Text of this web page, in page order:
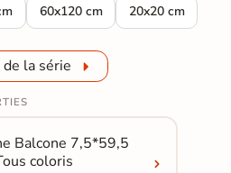
sol effet terrazzo Balcone
60x120 cm
Carrelage sol effet terrazzo
20x20 cm
Carrelage sol
la série
Balcone 7,5*59,5
coloris